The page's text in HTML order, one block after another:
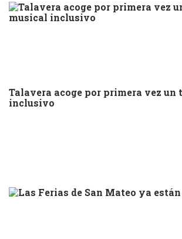
Talavera acoge por primera vez un
inclusivo